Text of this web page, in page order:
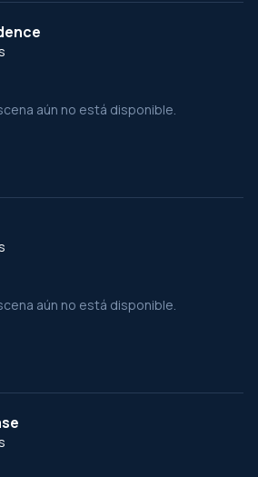
aún no está disponible.
aún no está disponible.